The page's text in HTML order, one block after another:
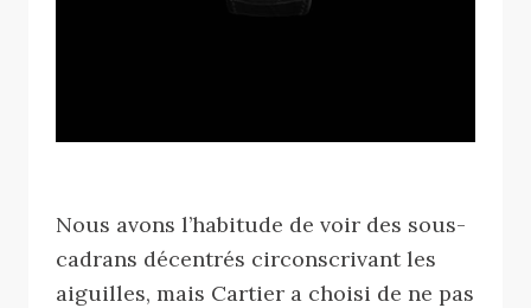
Nous avons l’habitude de voir des sous-
cadrans décentrés circonscrivant les
aiguilles, mais Cartier a choisi de ne pas